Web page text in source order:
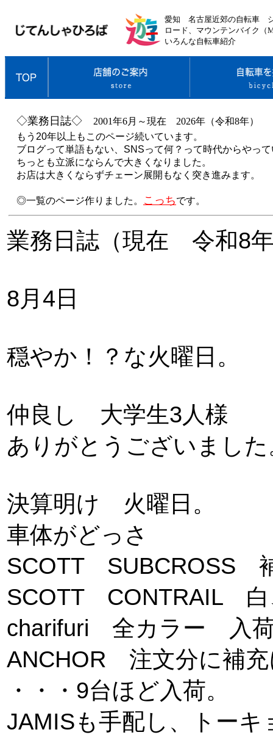
愛知 名古屋近郊の自転車
ロード、マウンテンバイク
いろんな自転車紹介
◇業務日誌◇
2001年6月～現在 2026年（令和8年）
もう20年以上もこのページ続いています。
ブログって単語もない、SNSって何？って時代からやっ
ちっとも立派にならんで大きくなりました。
お店は大きくならずチェーン展開もなく突き進みます。
◎一覧のページ作りました。 こっちです。
業務日誌（現在 令和8
8月4日
穏やか！？な火曜日。
仲良し 大学生3人様
ありがとうございまし
決算明け 火曜日。
車体がどっさ
SCOTT SUBCROSS
SCOTT CONTRAIL
charifuri 全カラー 入
ANCHOR 注文分に補
・・・9台ほど入荷。
JAMISも手配し、トーキ